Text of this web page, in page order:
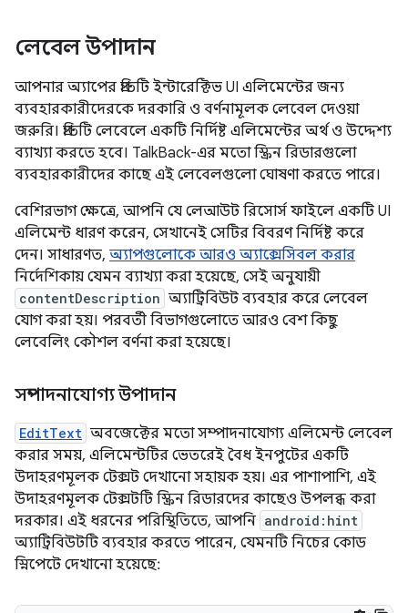
লেবেল উপাদান
আপনার অ্যাপের প্রতিটি ইন্টারেক্টিভ UI এলিমেন্টের জন্য
ব্যবহারকারীদেরকে দরকারি ও বর্ণনামূলক লেবেল দেওয়া
জরুরি। প্রতিটি লেবেলে একটি নির্দিষ্ট এলিমেন্টের অর্থ ও উদ্দেশ্য
ব্যাখ্যা করতে হবে। TalkBack-এর মতো স্ক্রিন রিডারগুলো
ব্যবহারকারীদের কাছে এই লেবেলগুলো ঘোষণা করতে পারে।
বেশিরভাগ ক্ষেত্রে, আপনি যে লেআউট রিসোর্স ফাইলে একটি UI
এলিমেন্ট ধারণ করেন, সেখানেই সেটির বিবরণ নির্দিষ্ট করে
দেন। সাধারণত, অ্যাপগুলোকে আরও অ্যাক্সেসিবল করার
নির্দেশিকায় যেমন ব্যাখ্যা করা হয়েছে, সেই অনুযায়ী
contentDescription অ্যাট্রিবিউট ব্যবহার করে লেবেল
যোগ করা হয়। পরবর্তী বিভাগগুলোতে আরও বেশ কিছু
লেবেলিং কৌশল বর্ণনা করা হয়েছে।
সম্পাদনাযোগ্য উপাদান
EditText অবজেক্টের মতো সম্পাদনাযোগ্য এলিমেন্ট লেবেল
করার সময়, এলিমেন্টটির ভেতরেই বৈধ ইনপুটের একটি
উদাহরণমূলক টেক্সট দেখানো সহায়ক হয়। এর পাশাপাশি, এই
উদাহরণমূলক টেক্সটটি স্ক্রিন রিডারদের কাছেও উপলব্ধ করা
দরকার। এই ধরনের পরিস্থিতিতে, আপনি android:hint
অ্যাট্রিবিউটটি ব্যবহার করতে পারেন, যেমনটি নিচের কোড
স্নিপেটে দেখানো হয়েছে: